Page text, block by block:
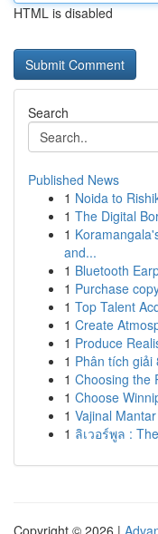
HTML is disabled
Search
Published News
1 Noida to
1 The Digital
1
and...
1 Bluetooth
1 Purchase
1 Top Talent
1 Create
1 Produce
1 Phân tích giải
1 Choosing the
1 Choose
1 Vajinal
1 ลิเวอร์พูล :
Copyright © 2026 |